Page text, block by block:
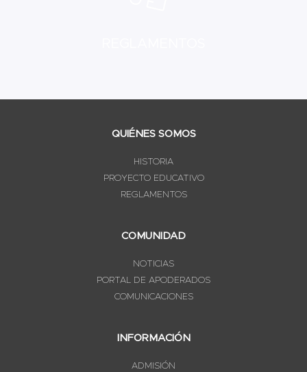
QUIÉNES SOMOS
HISTORIA
PROYECTO EDUCATIVO
REGLAMENTOS
COMUNIDAD
NOTICIAS
PORTAL DE APODERADOS
COMUNICACIONES
INFORMACIÓN
ADMISIÓN